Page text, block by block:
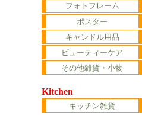
フォトフレーム
ポスター
キャンドル用品
ビューティーケア
その他雑貨・小物
Kitchen
キッチン雑貨